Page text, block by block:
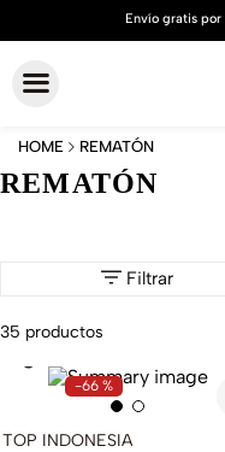
REMATÓN
REMATÓN
Filtrar
35 productos
-66 %
TOP INDONESIA